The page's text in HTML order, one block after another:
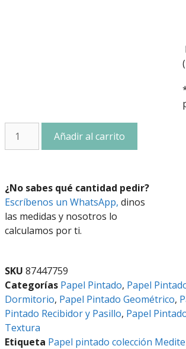
Añadir al carrito
¿No sabes qué cantidad pedir?
Escríbenos un WhatsApp, dinos
las medidas y nosotros lo
calculamos por ti.
SKU 87447759
Categorías Papel Pintado, Papel
Dormitorio, Papel Pintado Geométrico,
Pintado Recibidor y Pasillo, Papel
Textura
Etiqueta Papel pintado colección